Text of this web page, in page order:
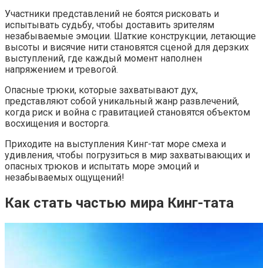
Участники представлений не боятся рисковать и
испытывать судьбу, чтобы доставить зрителям
незабываемые эмоции. Шаткие конструкции, летающие
высоты и висячие нити становятся сценой для дерзких
выступлений, где каждый момент наполнен
напряжением и тревогой.
Опасные трюки, которые захватывают дух,
представляют собой уникальный жанр развлечений,
когда риск и война с гравитацией становятся объектом
восхищения и восторга.
Приходите на выступления Кинг-тат море смеха и
удивления, чтобы погрузиться в мир захватывающих и
опасных трюков и испытать море эмоций и
незабываемых ощущений!
Как стать частью мира Кинг-тата